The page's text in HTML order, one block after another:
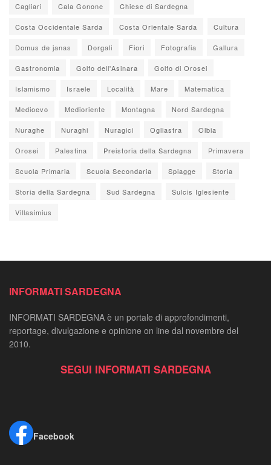
Cagliari Cala Gonone Chiese di Sardegna
Costa Occidentale Sarda Costa Orientale Sarda Cultura
Domus de janas Dorgali Fiori Fotografia Gallura
Gastronomia Golfo dell'Asinara Golfo di Orosei
Islamismo Israele Località Mare Matematica
Medioevo Medioriente Montagna Nord Sardegna
Nuraghe Nuraghi Nuragici Ogliastra Olbia
Orosei Palestina Preistoria della Sardegna Primavera
Scuola Primaria Scuola Secondaria Spiagge Storia
Storia della Sardegna Sud Sardegna Sulcis Iglesiente
Villasimius
INFORMATI SARDEGNA
INFORMATI SARDEGNA è un portale di approfondimenti,
reportage, divulgazione e opinione on line dal novembre del
2010.
SEGUI INFORMATI SARDEGNA
Facebook